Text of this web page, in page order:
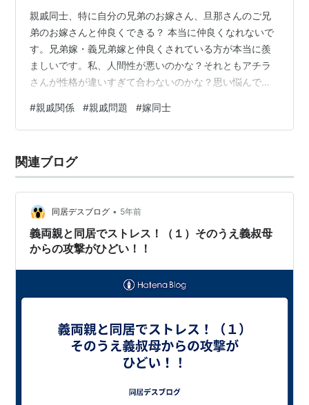
親戚同士、特に自分の兄弟のお嫁さん、旦那さんのご兄
弟のお嫁さんと仲良くできる？ 本当に仲良くなれないで
す。兄弟嫁・義兄弟嫁と仲良くされている方が本当に羨
ましいです。私、人間性が悪いのかな？それともアチラ
さんが性格が違いすぎて合わないのかな？思い悩んでい
〇ちゃん（義兄弟の嫁）とみつきさんがもっと仲良くな
って、一緒にお節料理作ってくれたらいいなぁ」と言わ
話ですが、兄弟嫁・義兄弟嫁と仲良くできませ
ん・・・・（お互いの性格が違いすぎるから） お嫁さん
#親戚関係 #親戚問題 #嫁同士
関連ブログ
同居デスブログ • 5年前
義両親と同居でストレス！（１）そのうえ義叔母
からの攻撃がひどい！！